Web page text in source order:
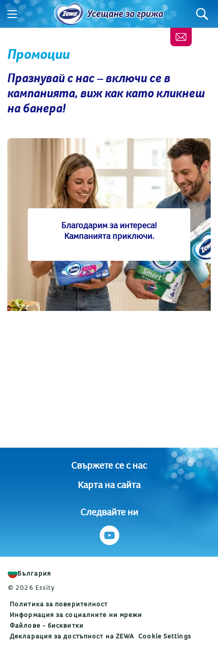
Промоции
Празнувай с нас – включи се в
кампанията,виж как като кликнеш
на банера!
Благодарим за интереса!
Кампанията приключи.
Свържете се с нас
Карта на сайта
Следвайте ни
България
© 2026 Essity
Политика за поверителност
Информация за социалните ни мрежи
Файлове - бисквитки
Декларация за достъпност на ZEWA Cookie Settings